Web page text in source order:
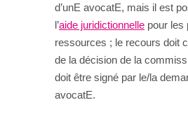
d’unE avocatE, mais il est
l’aide juridictionnelle pour les
ressources ; le recours doit
de la décision de la
doit être signé par le/la
avocatE.